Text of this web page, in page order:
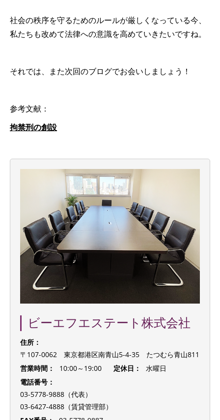
社会の秩序を守るためのルールが厳しくなっている今、
私たちも改めて法律への意識を高めていきたいですね。
それでは、また次回のブログでお会いしましょう！
参考文献：
拘禁刑の創設
ビーエフエステート株式会社
住所：
〒107-0062 東京都港区南青山5-4-35 たつむら青山811
営業時間：
10:00～19:00 定休日：
水曜日
電話番号：
03-5778-9888（代表）
03-6427-4888（賃貸管理部）